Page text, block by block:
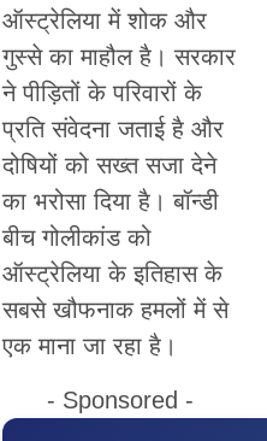
ऑस्ट्रेलिया में शोक और
गुस्से का माहौल है। सरकार
ने पीड़ितों के परिवारों के
प्रति संवेदना जताई है और
दोषियों को सख्त सजा देने
का भरोसा दिया है। बॉन्डी
बीच गोलीकांड को
ऑस्ट्रेलिया के इतिहास के
सबसे खौफनाक हमलों में से
एक माना जा रहा है।
- Sponsored -